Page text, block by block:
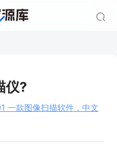
仪?
一款图像扫描软件，中文